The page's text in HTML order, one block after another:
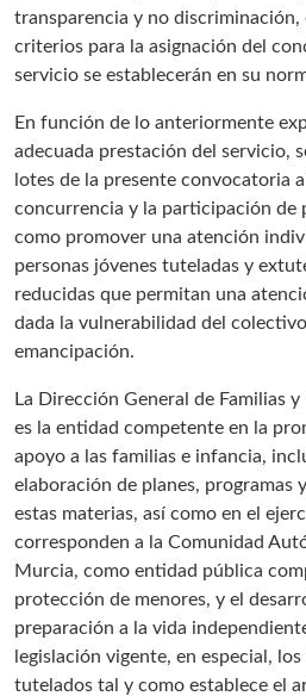
transparencia y no discriminación,
criterios para la asignación del
servicio se establecerán en su
En función de lo anteriormente
adecuada prestación del servicio,
lotes de la presente convocatoria
concurrencia y la participación de
como promover una atención
personas jóvenes tuteladas y
reducidas que permitan una
dada la vulnerabilidad del
emancipación.
La Dirección General de Familias
es la entidad competente en la
apoyo a las familias e infancia,
elaboración de planes, programas
estas materias, así como en el
corresponden a la Comunidad
Murcia, como entidad pública
protección de menores, y el
preparación a la vida
legislación vigente, en especial,
tutelados tal y como establece el